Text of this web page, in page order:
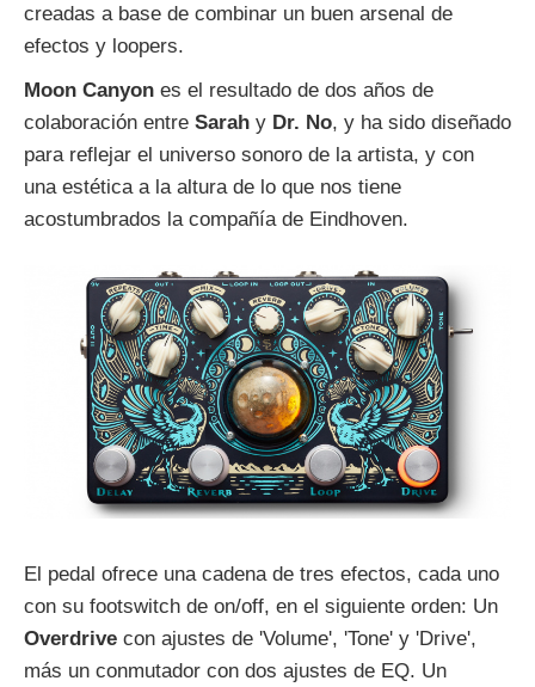
creadas a base de combinar un buen arsenal de
efectos y loopers.
Moon Canyon es el resultado de dos años de
colaboración entre Sarah y Dr. No, y ha sido diseñado
para reflejar el universo sonoro de la artista, y con
una estética a la altura de lo que nos tiene
acostumbrados la compañía de Eindhoven.
El pedal ofrece una cadena de tres efectos, cada uno
con su footswitch de on/off, en el siguiente orden: Un
Overdrive con ajustes de 'Volume', 'Tone' y 'Drive',
más un conmutador con dos ajustes de EQ. Un